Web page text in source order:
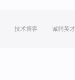
技术博客 诚聘英才